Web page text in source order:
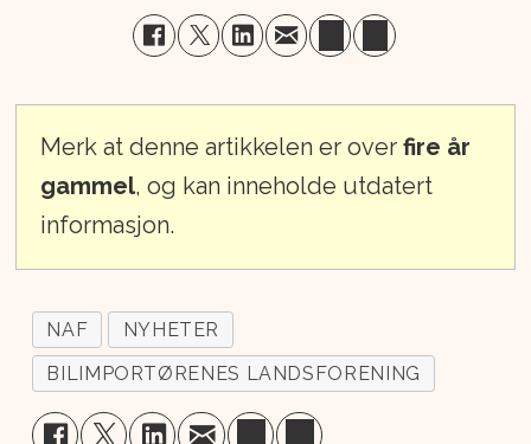
Merk at denne artikkelen er overfire år
gammel, og kan inneholde utdatert
informasjon.
NAF
NYHETER
BILIMPORTØRENES LANDSFORENING